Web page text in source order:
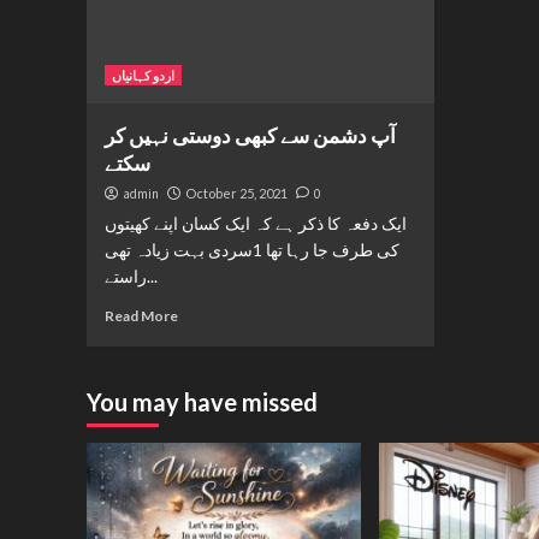
اردو کہانیاں
آپ دشمن سے کبھی دوستی نہیں کر
سکتے
admin October 25, 2021 0
ایک دفعہ کا ذکر ہے کہ ایک کسان اپنے کھیتوں
کی طرف جا رہا تھا 1سردی بہت زیادہ تھی
راستے...
Read More
You may have missed